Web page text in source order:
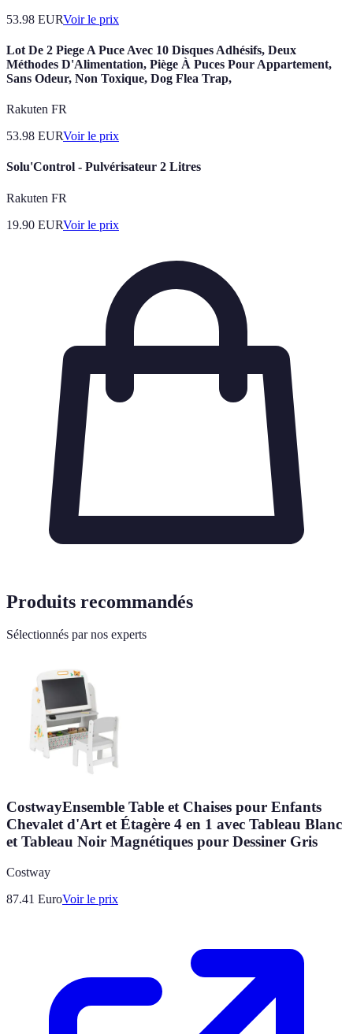
53.98 EURVoir le prix
Lot De 2 Piege A Puce Avec 10 Disques Adhésifs, Deux
Méthodes D'Alimentation, Piège À Puces Pour Appartement,
Sans Odeur, Non Toxique, Dog Flea Trap,
Rakuten FR
53.98 EURVoir le prix
Solu'Control - Pulvérisateur 2 Litres
Rakuten FR
19.90 EURVoir le prix
Produits recommandés
Sélectionnés par nos experts
CostwayEnsemble Table et Chaises pour Enfants
Chevalet d'Art et Étagère 4 en 1 avec Tableau Blanc
et Tableau Noir Magnétiques pour Dessiner Gris
Costway
87.41 EuroVoir le prix